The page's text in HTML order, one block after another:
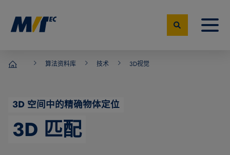
算法资料库 技术 3D视觉
3D 空间中的精确物体定位
3D 匹配